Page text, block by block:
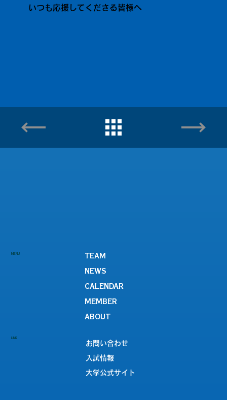
いつも応援してくださる皆様へ
MENU
TEAM
NEWS
CALENDAR
MEMBER
ABOUT
LINK
お問い合わせ
入試情報
大学公式サイト